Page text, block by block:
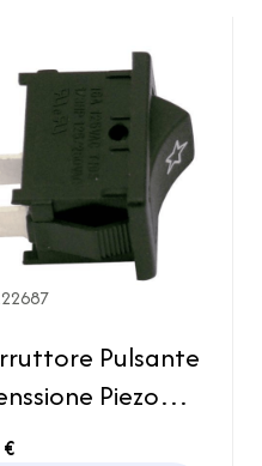
Pulsante
Piezo
Cottura Smev